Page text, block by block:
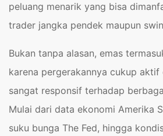
peluang menarik yang bisa
trader jangka pendek maupun
Bukan tanpa alasan, emas
karena pergerakannya cukup aktif
sangat responsif terhadap
Mulai dari data ekonomi Amerika
suku bunga The Fed, hingga